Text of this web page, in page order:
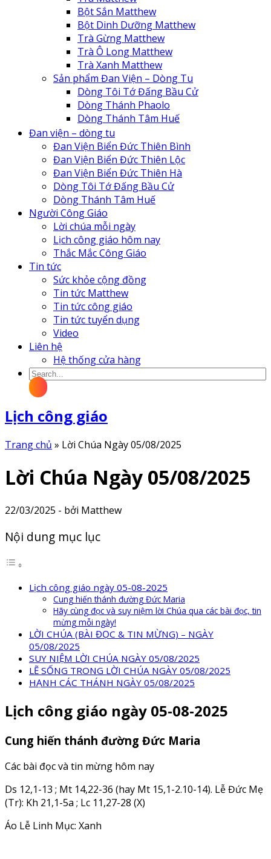
Bột Sắn Matthew
Bột Dinh Dưỡng Matthew
Trà Gừng Matthew
Trà Ô Long Matthew
Trà Xanh Matthew
Sản phẩm Đan Viện – Dòng Tu
Dòng Tôi Tớ Đấng Bầu Cử
Dòng Thánh Phaolo
Dòng Thánh Tâm Huế
Đan Viện Biển Đức Thiên Lộc
Đan Viện Biển Đức Thiên Bình
Đan Viện Biển Đức Thiên Hà
Đan viện Thiên An
Tu Hội Nô Tỳ Thiên Chúa
Tu Viện Nữ Vương Hòa Bình
Cô Nhi Viện Thánh An Bùi Chu
Trung Tâm Khiếm Thị Nhật Hồng
Đan viện – dòng tu
Đan Viện Biển Đức Thiên Bình
Đan Viện Biển Đức Thiên Lộc
Đan Viện Biển Đức Thiên Hà
Dòng Tôi Tớ Đấng Bầu Cử
Dòng Thánh Tâm Huế
Người Công Giáo
Lời chúa mỗi ngày
Lịch công giáo hôm nay
Thắc Mắc Công Giáo
Tin tức
Sức khỏe cộng đồng
Tin tức Matthew
Tin tức công giáo
Tin tức tuyển dụng
Video
Liên hệ
Hệ thống cửa hàng
Lịch công giáo
Trang chủ » Lời Chúa Ngày 05/08/2025
Lời Chúa Ngày 05/08/2025
22/03/2025 - bởi Matthew
Nội dung mục lục
Lịch công giáo ngày 05-08-2025
Cung hiến thánh đường Đức Maria
Hãy cùng đọc và suy niệm lời Chúa qua các bài đọc, tin
mừng mỗi ngày!
LỜI CHÚA (BÀI ĐỌC & TIN MỪNG) – NGÀY
05/08/2025
SUY NIỆM LỜI CHÚA NGÀY 05/08/2025
LẼ SỐNG TRONG LỜI CHÚA NGÀY 05/08/2025
HẠNH CÁC THÁNH NGÀY 05/08/2025
Lịch công giáo ngày 05-08-2025
Cung hiến thánh đường Đức Maria
Các bài đọc và tin mừng hôm nay
Ds 12,1-13 ; Mt 14,22-36 (hay Mt 15,1-2.10-14). Lễ Đức Mẹ
(Tr): Kh 21,1-5a ; Lc 11,27-28 (X)
Áo Lễ Linh Mục: Xanh